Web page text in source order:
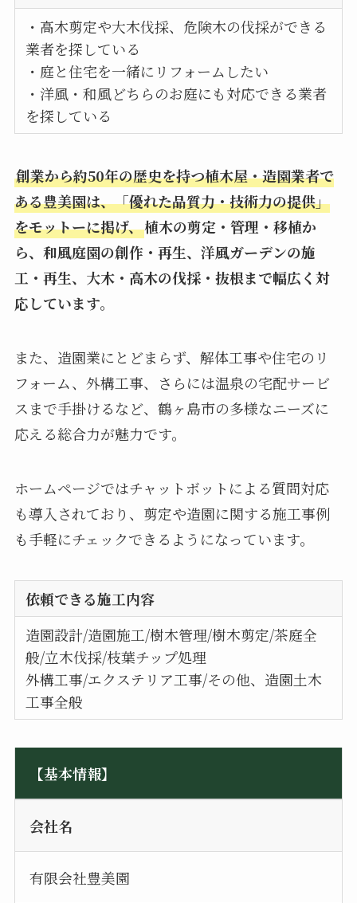
・高木剪定や大木伐採、危険木の伐採ができる
業者を探している
・庭と住宅を一緒にリフォームしたい
・洋風・和風どちらのお庭にも対応できる業者
を探している
創業から約50年の歴史を持つ植木屋・造園業者で
ある豊美園は、「優れた品質力・技術力の提供」
をモットーに掲げ、植木の剪定・管理・移植か
ら、和風庭園の創作・再生、洋風ガーデンの施
工・再生、大木・高木の伐採・抜根まで幅広く対
応しています。
また、造園業にとどまらず、解体工事や住宅のリ
フォーム、外構工事、さらには温泉の宅配サービ
スまで手掛けるなど、鶴ヶ島市の多様なニーズに
応える総合力が魅力です。
ホームページではチャットボットによる質問対応
も導入されており、剪定や造園に関する施工事例
も手軽にチェックできるようになっています。
依頼できる施工内容
造園設計/造園施工/樹木管理/樹木剪定/茶庭全
般/立木伐採/枝葉チップ処理
外構工事/エクステリア工事/その他、造園土木
工事全般
【基本情報】
会社名
有限会社豊美園